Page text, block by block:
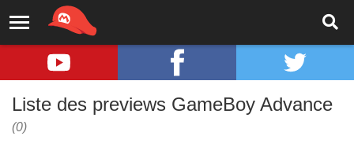
Liste des previews GameBoy Advance
(0)